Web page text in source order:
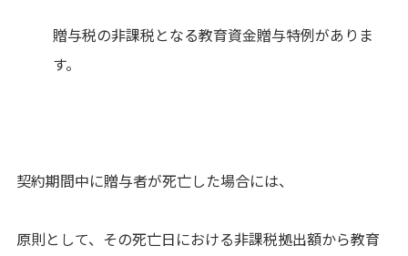
贈与税の非課税となる教育資金贈与特例がありま
す。
契約期間中に贈与者が死亡した場合には、
原則として、その死亡日における非課税拠出額から教育